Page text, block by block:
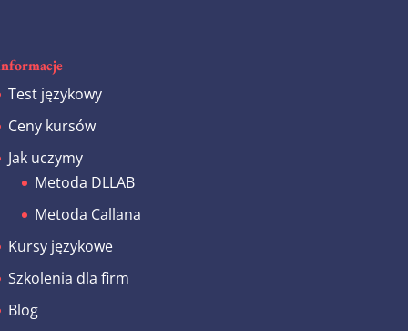
Test językowy
Ceny kursów
Jak uczymy
Metoda DLLAB
Metoda Callana
Kursy językowe
Szkolenia dla firm
Blog